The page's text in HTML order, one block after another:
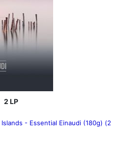
2 LP
- Essential Einaudi (180g) (2